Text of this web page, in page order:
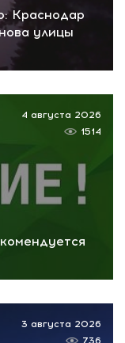
Краснодар
улицы
4 августа 2026
1514
3 августа 2026
736